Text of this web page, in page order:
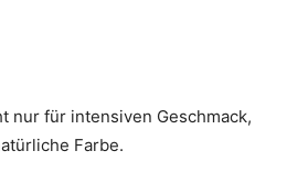
nur für intensiven Geschmack,
Farbe.